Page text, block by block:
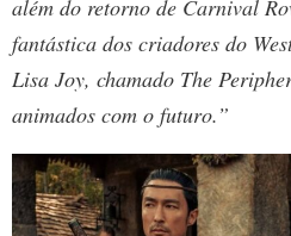
além do retorno de Carnival
fantástica dos criadores do
Lisa Joy, chamado The
animados com o futuro.”